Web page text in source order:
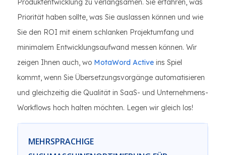
Produktentwicklung zu verlangsamen. Sie erfahren, was
Priorität haben sollte, was Sie auslassen können und wie
Sie den ROI mit einem schlanken Projektumfang und
minimalem Entwicklungsaufwand messen können. Wir
zeigen Ihnen auch, wo MotaWord Active ins Spiel
kommt, wenn Sie Übersetzungsvorgänge automatisieren
und gleichzeitig die Qualität in SaaS- und Unternehmens-
Workflows hoch halten möchten. Legen wir gleich los!
MEHRSPRACHIGE